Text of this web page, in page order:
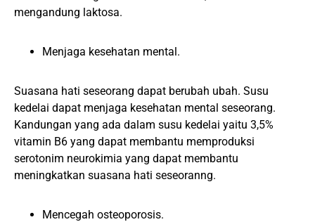
mengandung laktosa.
Menjaga kesehatan mental.
Suasana hati seseorang dapat berubah ubah. Susu
kedelai dapat menjaga kesehatan mental seseorang.
Kandungan yang ada dalam susu kedelai yaitu 3,5%
vitamin B6 yang dapat membantu memproduksi
serotonim neurokimia yang dapat membantu
meningkatkan suasana hati seseoranng.
Mencegah osteoporosis.